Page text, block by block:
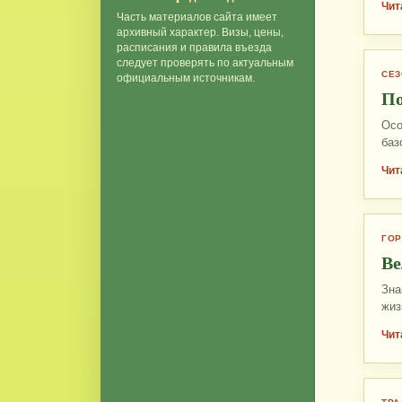
Часть материалов сайта имеет
архивный характер. Визы, цены,
расписания и правила въезда
следует проверять по актуальным
официальным источникам.